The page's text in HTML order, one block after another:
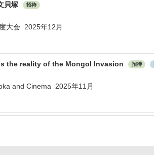
貝塚 招待
大会 2025年12月
the reality of the Mongol Invasion 招待
and Cinema 2025年11月